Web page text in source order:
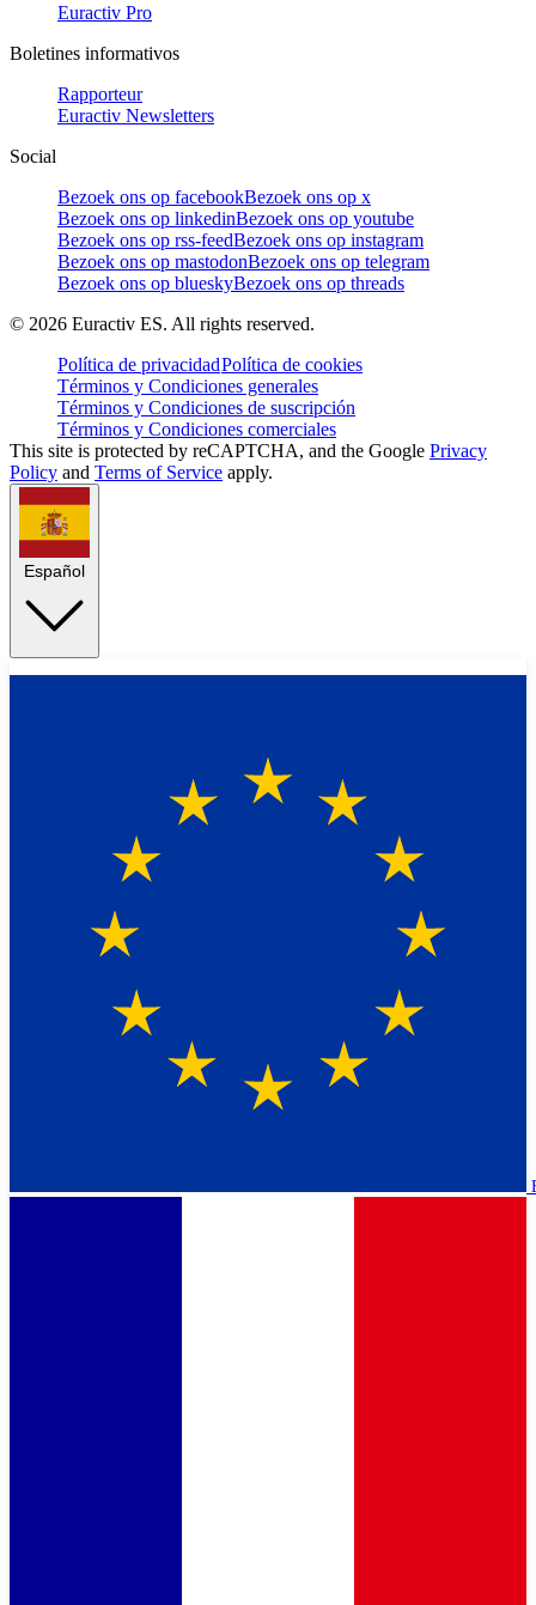
Euractiv Pro
Boletines informativos
Rapporteur
Euractiv Newsletters
Social
Bezoek ons op facebookBezoek ons op x
Bezoek ons op linkedinBezoek ons op youtube
Bezoek ons op rss-feedBezoek ons op instagram
Bezoek ons op mastodonBezoek ons op telegram
Bezoek ons op blueskyBezoek ons op threads
© 2026 Euractiv ES. All rights reserved.
Política de privacidadPolítica de cookies
Términos y Condiciones generales
Términos y Condiciones de suscripción
Términos y Condiciones comerciales
This site is protected by reCAPTCHA, and the Google Privacy
Policy and Terms of Service apply.
Español